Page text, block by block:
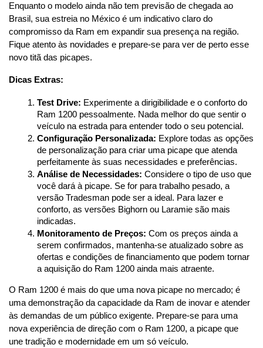
Enquanto o modelo ainda não tem previsão de chegada ao
Brasil, sua estreia no México é um indicativo claro do
compromisso da Ram em expandir sua presença na região.
Fique atento às novidades e prepare-se para ver de perto esse
novo titã das picapes.
Dicas Extras:
Test Drive: Experimente a dirigibilidade e o conforto do
Ram 1200 pessoalmente. Nada melhor do que sentir o
veículo na estrada para entender todo o seu potencial.
Configuração Personalizada: Explore todas as opções
de personalização para criar uma picape que atenda
perfeitamente às suas necessidades e preferências.
Análise de Necessidades: Considere o tipo de uso que
você dará à picape. Se for para trabalho pesado, a
versão Tradesman pode ser a ideal. Para lazer e
conforto, as versões Bighorn ou Laramie são mais
indicadas.
Monitoramento de Preços: Com os preços ainda a
serem confirmados, mantenha-se atualizado sobre as
ofertas e condições de financiamento que podem tornar
a aquisição do Ram 1200 ainda mais atraente.
O Ram 1200 é mais do que uma nova picape no mercado; é
uma demonstração da capacidade da Ram de inovar e atender
às demandas de um público exigente. Prepare-se para uma
nova experiência de direção com o Ram 1200, a picape que
une tradição e modernidade em um só veículo.